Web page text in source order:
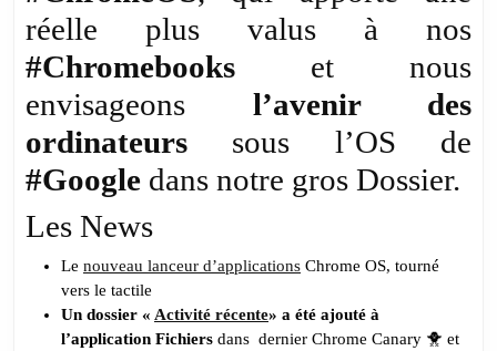
réelle plus valus à nos
#Chromebooks et nous
envisageons l’avenir des
ordinateurs sous l’OS de
#Google dans notre gros Dossier.
Les News
Le nouveau lanceur d’applications Chrome OS, tourné
vers le tactile
Un dossier « Activité récente» a été ajouté à
l’application Fichiers dans dernier Chrome Canary 🐥 et